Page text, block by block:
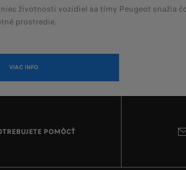
životnosti vozidiel sa tímy Peugeot snažia
prostredie.
VIAC INFO
POMÔCŤ